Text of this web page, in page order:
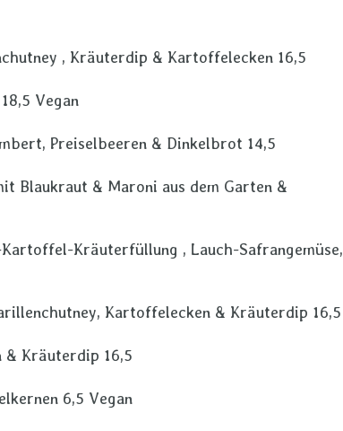
, Kräuterdip & Kartoffelecken 16,5
Vegan
Preiselbeeren & Dinkelbrot 14,5
Blaukraut & Maroni aus dem Garten &
Kräuterfüllung , Lauch-Safrangemüse,
Kartoffelecken & Kräuterdip 16,5
& Kräuterdip 16,5
6,5 Vegan